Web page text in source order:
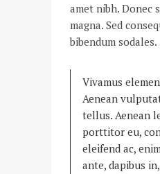
amet nibh. Donec
magna. Sed
bibendum sodales.
Vivamus
Aenean
tellus. Aenean
porttitor eu,
eleifend ac,
ante, dapibus